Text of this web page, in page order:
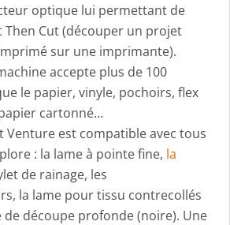
optique lui permettant de
Then Cut (découper un projet
sur une imprimante).
accepte plus de 100
le papier, vinyle, pochoirs, flex
cartonné…
Venture est compatible avec tous
: la lame à pointe fine, la
de rainage, les
la lame pour tissu contrecollés
de découpe profonde (noire). Une